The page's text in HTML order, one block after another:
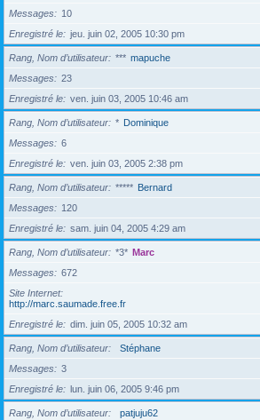
Messages
10
Enregistré le
jeu. juin 02, 2005 10:30 pm
Rang, Nom d’utilisateur *** mapuche
Messages
23
Enregistré le
ven. juin 03, 2005 10:46 am
Rang, Nom d’utilisateur * Dominique
Messages
6
Enregistré le
ven. juin 03, 2005 2:38 pm
Rang, Nom d’utilisateur ***** Bernard
Messages
120
Enregistré le
sam. juin 04, 2005 4:29 am
Rang, Nom d’utilisateur *3* Marc
Messages
672
Site Internet
http://marc.saumade.free.fr
Enregistré le
dim. juin 05, 2005 10:32 am
Rang, Nom d’utilisateur
Stéphane
Messages
3
Enregistré le
lun. juin 06, 2005 9:46 pm
Rang, Nom d’utilisateur
patjuju62